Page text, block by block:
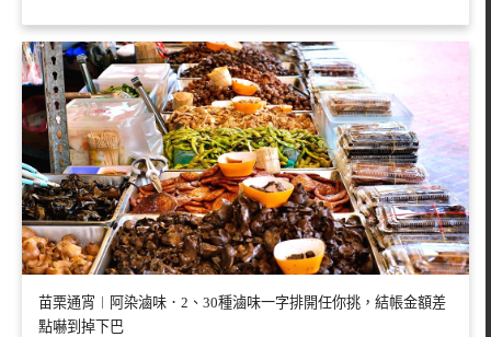
苗栗通宵︱阿染滷味．2、30種滷味一字排開任你挑，結帳金額差
點嚇到掉下巴